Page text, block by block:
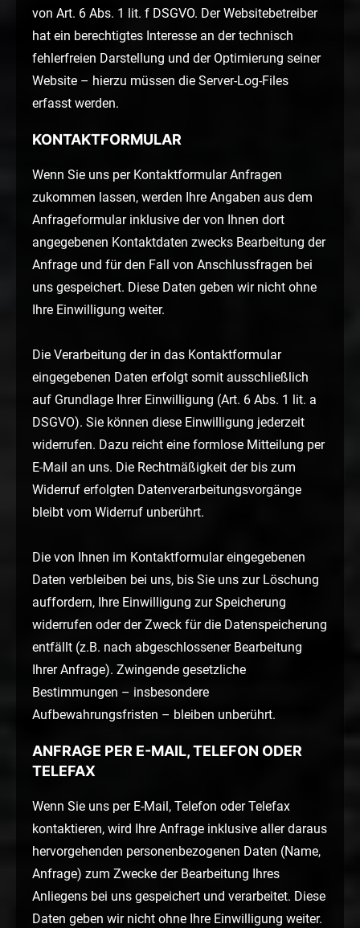
von Art. 6 Abs. 1 lit. f DSGVO. Der Websitebetreiber
hat ein berechtigtes Interesse an der technisch
fehlerfreien Darstellung und der Optimierung seiner
Website – hierzu müssen die Server-Log-Files
erfasst werden.
KONTAKTFORMULAR
Wenn Sie uns per Kontaktformular Anfragen
zukommen lassen, werden Ihre Angaben aus dem
Anfrageformular inklusive der von Ihnen dort
angegebenen Kontaktdaten zwecks Bearbeitung der
Anfrage und für den Fall von Anschlussfragen bei
uns gespeichert. Diese Daten geben wir nicht ohne
Ihre Einwilligung weiter.
Die Verarbeitung der in das Kontaktformular
eingegebenen Daten erfolgt somit ausschließlich
auf Grundlage Ihrer Einwilligung (Art. 6 Abs. 1 lit. a
DSGVO). Sie können diese Einwilligung jederzeit
widerrufen. Dazu reicht eine formlose Mitteilung per
E-Mail an uns. Die Rechtmäßigkeit der bis zum
Widerruf erfolgten Datenverarbeitungsvorgänge
bleibt vom Widerruf unberührt.
Die von Ihnen im Kontaktformular eingegebenen
Daten verbleiben bei uns, bis Sie uns zur Löschung
auffordern, Ihre Einwilligung zur Speicherung
widerrufen oder der Zweck für die Datenspeicherung
entfällt (z.B. nach abgeschlossener Bearbeitung
Ihrer Anfrage). Zwingende gesetzliche
Bestimmungen – insbesondere
Aufbewahrungsfristen – bleiben unberührt.
ANFRAGE PER E-MAIL, TELEFON ODER
TELEFAX
Wenn Sie uns per E-Mail, Telefon oder Telefax
kontaktieren, wird Ihre Anfrage inklusive aller daraus
hervorgehenden personenbezogenen Daten (Name,
Anfrage) zum Zwecke der Bearbeitung Ihres
Anliegens bei uns gespeichert und verarbeitet. Diese
Daten geben wir nicht ohne Ihre Einwilligung weiter.